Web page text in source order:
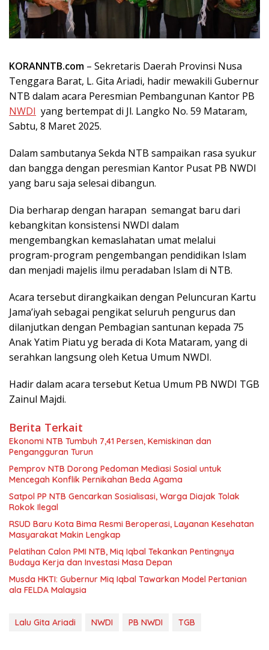
KORANNTB.com – Sekretaris Daerah Provinsi Nusa
Tenggara Barat, L. Gita Ariadi, hadir mewakili Gubernur
NTB dalam acara Peresmian Pembangunan Kantor PB
NWDI yang bertempat di Jl. Langko No. 59 Mataram,
Sabtu, 8 Maret 2025.
Dalam sambutanya Sekda NTB sampaikan rasa syukur
dan bangga dengan peresmian Kantor Pusat PB NWDI
yang baru saja selesai dibangun.
Dia berharap dengan harapan semangat baru dari
kebangkitan konsistensi NWDI dalam
mengembangkan kemaslahatan umat melalui
program-program pengembangan pendidikan Islam
dan menjadi majelis ilmu peradaban Islam di NTB.
Acara tersebut dirangkaikan dengan Peluncuran Kartu
Jama’iyah sebagai pengikat seluruh pengurus dan
dilanjutkan dengan Pembagian santunan kepada 75
Anak Yatim Piatu yg berada di Kota Mataram, yang di
serahkan langsung oleh Ketua Umum NWDI.
Hadir dalam acara tersebut Ketua Umum PB NWDI TGB
Zainul Majdi.
Berita Terkait
Ekonomi NTB Tumbuh 7,41 Persen, Kemiskinan dan
Pengangguran Turun
Pemprov NTB Dorong Pedoman Mediasi Sosial untuk
Mencegah Konflik Pernikahan Beda Agama
Satpol PP NTB Gencarkan Sosialisasi, Warga Diajak Tolak
Rokok Ilegal
RSUD Baru Kota Bima Resmi Beroperasi, Layanan Kesehatan
Masyarakat Makin Lengkap
Pelatihan Calon PMI NTB, Miq Iqbal Tekankan Pentingnya
Budaya Kerja dan Investasi Masa Depan
Musda HKTI: Gubernur Miq Iqbal Tawarkan Model Pertanian
ala FELDA Malaysia
Lalu Gita Ariadi NWDI PB NWDI TGB